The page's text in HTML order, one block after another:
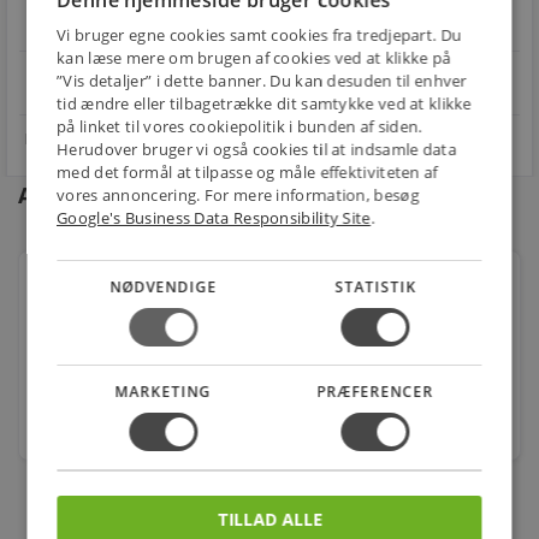
star4.1 på Trustpilot 11,691 anmeldelser open_in_new
Andre kunder købte også
Minilux control, 2-leder
Varenr.: 3467001270
1.332,00 kr.
Vi bruger egne cookies samt cookies fra tredjepart. Du
kan læse mere om brugen af cookies ved at klikke på
”Vis detaljer” i dette banner. Du kan desuden til enhver
tid ændre eller tilbagetrække dit samtykke ved at klikke
på linket til vores cookiepolitik i bunden af siden.
Herudover bruger vi også cookies til at indsamle data
med det formål at tilpasse og måle effektiviteten af
vores annoncering. For mere information, besøg
Google's Business Data Responsibility Site.
NØDVENDIGE STATISTIK
MARKETING PRÆFERENCER
TILLAD ALLE